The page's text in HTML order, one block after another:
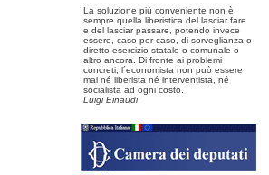
La soluzione più conveniente non è
sempre quella liberistica del lasciar fare
e del lasciar passare, potendo invece
essere, caso per caso, di sorveglianza o
diretto esercizio statale o comunale o
altro ancora. Di fronte ai problemi
concreti, l´economista non può essere
mai né liberista né interventista, né
socialista ad ogni costo.
Luigi Einaudi